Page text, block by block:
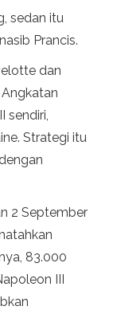
sedan itu
Prancis.
dan
sendiri,
Strategi itu
2 September
83.000
III